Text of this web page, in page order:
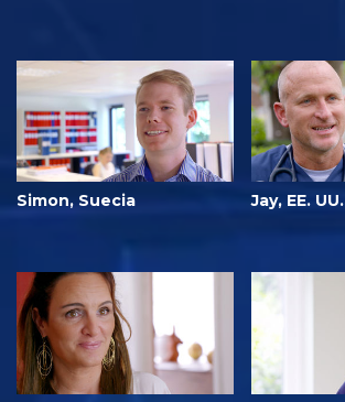
Simon, Suecia Jay, EE. UU.